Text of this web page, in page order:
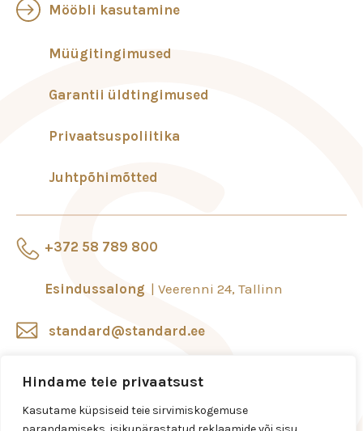
Hindame teie privaatsust
Kasutame küpsiseid teie sirvimiskogemuse
+372 58 789 800
Esindussalong Veerenni 24, Tallinn
standard@standard.ee
Mööbli kasutamine
Müügitingimused
Garantii üldtingimused
Privaatsuspoliitika
Juhtpõhimõtted